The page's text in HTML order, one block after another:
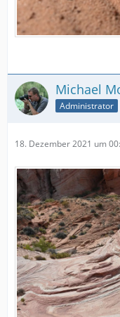
Michael
Administrator
18. Dezember 2021 um